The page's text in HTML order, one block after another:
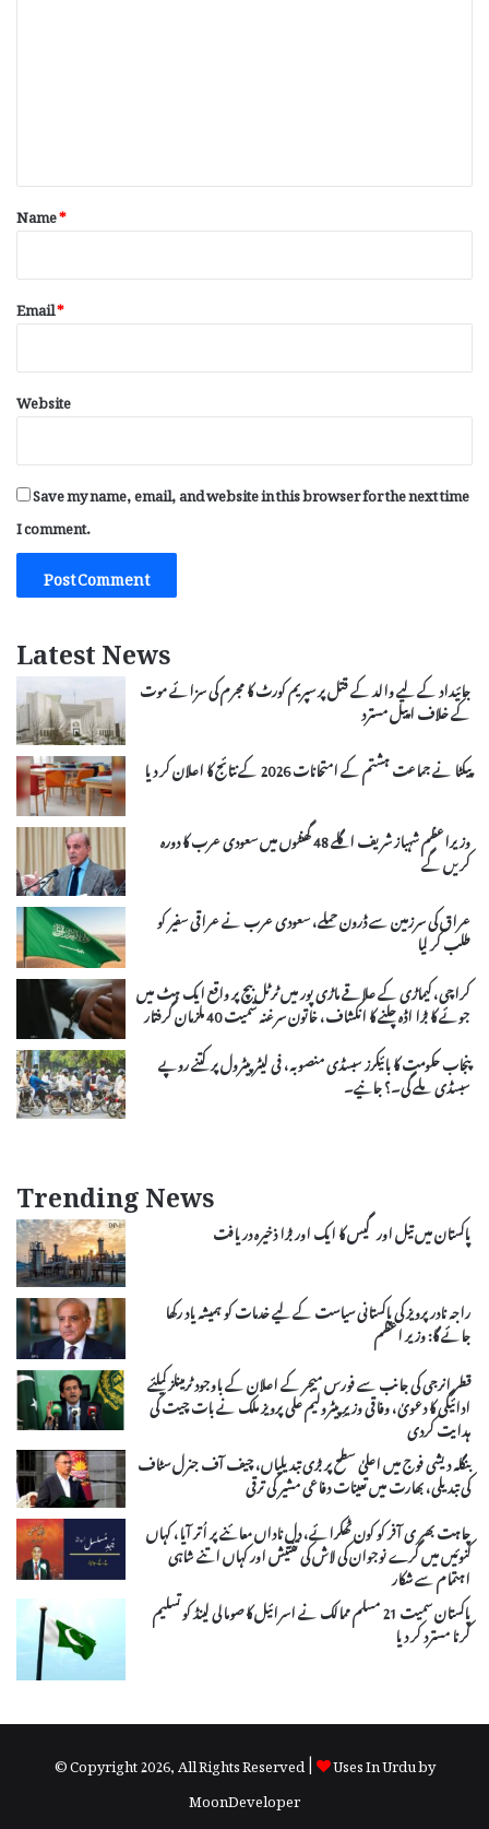
*
Name*
Email*
Website
Save my name, email, and website in this browser for the next time
I comment.
Latest News
جائیداد کے لیے والد کے قتل پر سپریم کورٹ کا مجرم کی سزائے موت
کے خلاف اپیل مسترد
پیکٹا نے جماعت ہشتم کے امتحانات 2026 کے نتائج کا اعلان کر دیا
وزیراعظم شہباز شریف اگلے 48 گھنٹوں میں سعودی عرب کا دورہ
کریں گے
عراق کی سرزمین سے ڈرون حملے، سعودی عرب نے عراقی سفیر کو
طلب کر لیا
کراچی، کیماڑی کے علاقے ماڑی پور میں ٹرٹل بیچ پر واقع ایک ہٹ میں
جوئے کا بڑا اڈہ چلنے کا انکشاف، خاتون سرغنہ سمیت 40 ملزمان گرفتار
پنجاب حکومت کا بائیکرز سبسڈی منصوبہ، فی لیٹر پیٹرول پر کتنے روپے
سبسڈی ملے گی۔؟ جانیے۔
Trending News
پاکستان میں تیل اور گیس کا ایک اور بڑا ذخیرہ دریافت
راجہ نادر پرویز کی پاکستانی سیاست کے لیے خدمات کو ہمیشہ یاد رکھا
جائے گا: وزیر اعظم
قطر انرجی کی جانب سے فورس میجر کے اعلان کے باوجود ٹرمینلز کیلئے
ادائیگی کا دعویٰ، وفاقی وزیرِ پیٹرولیم علی پرویز ملک نے بات چیت کی
ہدایت کردی
بنگلہ دیشی فوج میں اعلیٰ سطح پر بڑی تبدیلیاں، چیف آف جنرل سٹاف
کی تبدیلی، بھارت میں تعینات دفاعی مشیر کی ترقی
چاہت بھر ی آفر کو کون ٹھکرائے، دلِ ناداں معائنے پر اُتر آیا، کہاں
کنوئیں میں گرے نوجوان کی لاش کی تفتیش اور کہاں اتنے شاہی
اہتمام سے شکار
پاکستان سمیت 21 مسلم ممالک نے اسرائیل کا صومالی لینڈ کو تسلیم
کرنا مسترد کر دیا
© Copyright 2026, All Rights Reserved |
Uses In Urdu by
MoonDeveloper